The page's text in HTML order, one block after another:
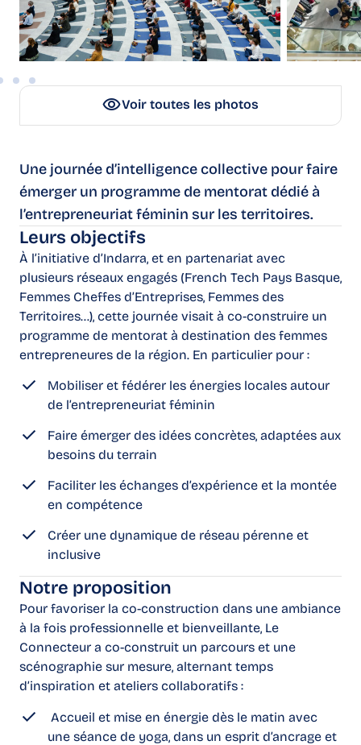
Voir toutes les photos
Une journée d’intelligence collective pour faire
émerger un programme de mentorat dédié à
l’entrepreneuriat féminin sur les territoires.
Leurs objectifs
À l’initiative d’Indarra, et en partenariat avec
plusieurs réseaux engagés (French Tech Pays Basque,
Femmes Cheffes d’Entreprises, Femmes des
Territoires…), cette journée visait à co-construire un
programme de mentorat à destination des femmes
entrepreneures de la région. En particulier pour :
Mobiliser et fédérer les énergies locales autour
de l’entrepreneuriat féminin
Faire émerger des idées concrètes, adaptées aux
besoins du terrain
Faciliter les échanges d’expérience et la montée
en compétence
Créer une dynamique de réseau pérenne et
inclusive
Notre proposition
Pour favoriser la co-construction dans une ambiance
à la fois professionnelle et bienveillante, Le
Connecteur a co-construit un parcours et une
scénographie sur mesure, alternant temps
d’inspiration et ateliers collaboratifs :
Accueil et mise en énergie dès le matin avec
une séance de yoga, dans un esprit d’ancrage et